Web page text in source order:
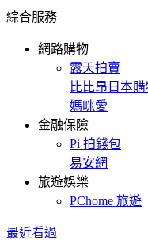
綜合服務
網路購物
露天拍賣
比比昂日本
媽咪愛
金融保險
Pi 拍錢包
易安網
旅遊娛樂
PChome 旅遊
最近看過